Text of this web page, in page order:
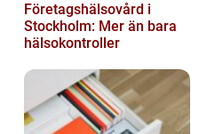
Företagshälsovård i
Stockholm: Mer än bara
hälsokontroller